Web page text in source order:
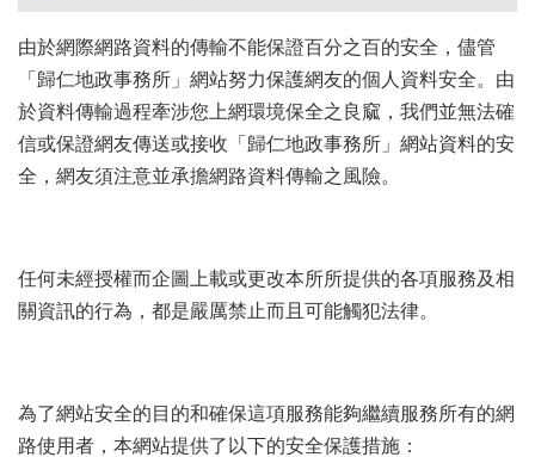
由於網際網路資料的傳輸不能保證百分之百的安全，儘管
「歸仁地政事務所」網站努力保護網友的個人資料安全。由
於資料傳輸過程牽涉您上網環境保全之良窳，我們並無法確
信或保證網友傳送或接收「歸仁地政事務所」網站資料的安
全，網友須注意並承擔網路資料傳輸之風險。
任何未經授權而企圖上載或更改本所所提供的各項服務及相
關資訊的行為，都是嚴厲禁止而且可能觸犯法律。
為了網站安全的目的和確保這項服務能夠繼續服務所有的網
路使用者，本網站提供了以下的安全保護措施：